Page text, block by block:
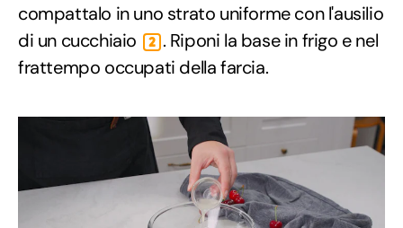
compattalo in uno strato uniforme con l'ausilio
di un cucchiaio
2 . Riponi la base in frigo e nel
frattempo occupati della farcia.